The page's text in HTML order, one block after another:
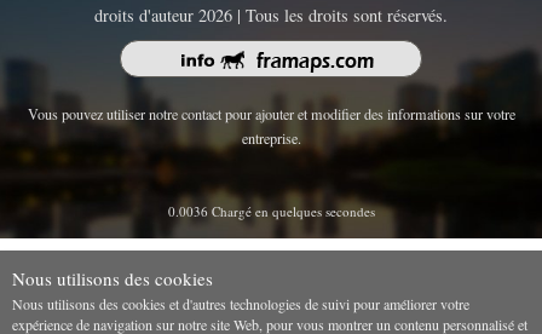
droits d'auteur 2026 | Tous les droits sont réservés.
Vous pouvez utiliser notre contact pour ajouter et modifier des informations sur votre
entreprise.
0.0036 Chargé en quelques secondes
Nous utilisons des cookies
Nous utilisons des cookies et d'autres technologies de suivi pour améliorer votre
expérience de navigation sur notre site Web, pour vous montrer un contenu personnalisé et